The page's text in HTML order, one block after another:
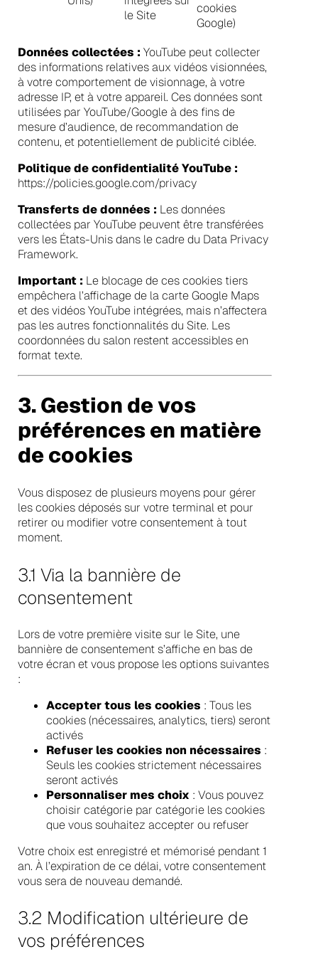
le Site
cookies
Google)
Données collectées : YouTube peut collecter
des informations relatives aux vidéos visionnées,
à votre comportement de visionnage, à votre
adresse IP, et à votre appareil. Ces données sont
utilisées par YouTube/Google à des fins de
mesure d’audience, de recommandation de
contenu, et potentiellement de publicité ciblée.
Politique de confidentialité YouTube :
https://policies.google.com/privacy
Transferts de données : Les données
collectées par YouTube peuvent être transférées
vers les États-Unis dans le cadre du Data Privacy
Framework.
Important : Le blocage de ces cookies tiers
empêchera l’affichage de la carte Google Maps
et des vidéos YouTube intégrées, mais n’affectera
pas les autres fonctionnalités du Site. Les
coordonnées du salon restent accessibles en
format texte.
3. Gestion de vos
préférences en matière
de cookies
Vous disposez de plusieurs moyens pour gérer
les cookies déposés sur votre terminal et pour
retirer ou modifier votre consentement à tout
moment.
3.1 Via la bannière de
consentement
Lors de votre première visite sur le Site, une
bannière de consentement s’affiche en bas de
votre écran et vous propose les options suivantes
:
Accepter tous les cookies : Tous les
cookies (nécessaires, analytics, tiers) seront
activés
Refuser les cookies non nécessaires :
Seuls les cookies strictement nécessaires
seront activés
Personnaliser mes choix : Vous pouvez
choisir catégorie par catégorie les cookies
que vous souhaitez accepter ou refuser
Votre choix est enregistré et mémorisé pendant 1
an. À l’expiration de ce délai, votre consentement
vous sera de nouveau demandé.
3.2 Modification ultérieure de
vos préférences